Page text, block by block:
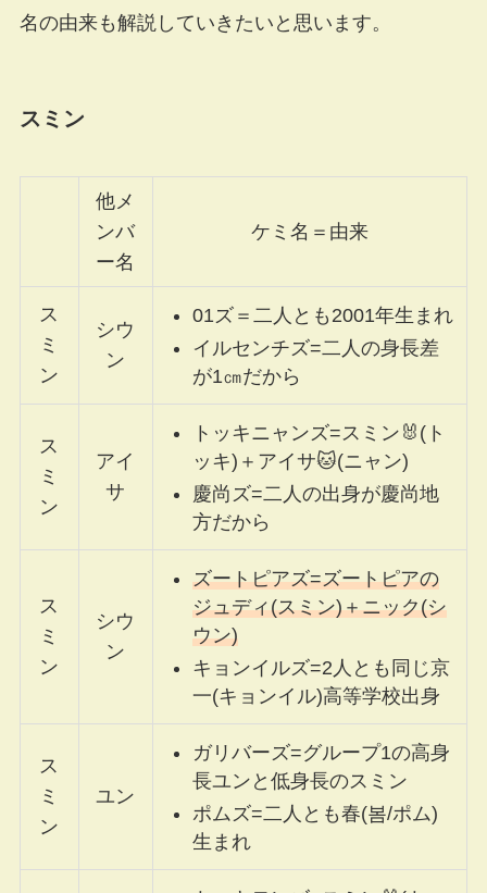
名の由来も解説していきたいと思います。
スミン
他メ
ンバ
ー名
ケミ名＝由来
ス
ミ
ン
シウ
ン
01ズ＝二人とも2001年生まれ
イルセンチズ=二人の身長差
が1㎝だから
ス
ミ
ン
アイ
サ
トッキニャンズ=スミン🐰(ト
ッキ)＋アイサ🐱(ニャン)
慶尚ズ=二人の出身が慶尚地
方だから
ス
ミ
ン
シウ
ン
ズートピアズ=ズートピアの
ジュディ(スミン)＋ニック(シ
ウン)
キョンイルズ=2人とも同じ京
一(キョンイル)高等学校出身
ス
ミ
ン
ユン
ガリバーズ=グループ1の高身
長ユンと低身長のスミン
ポムズ=二人とも春(봄/ポム)
生まれ